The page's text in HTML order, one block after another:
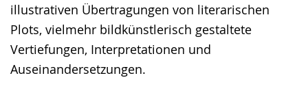
illustrativen Übertragungen von literarischen
Plots, vielmehr bildkünstlerisch gestaltete
Vertiefungen, Interpretationen und
Auseinandersetzungen.